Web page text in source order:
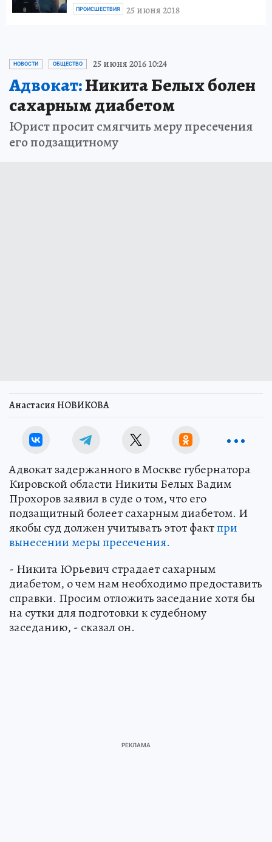
25 июня 2018
ПРОИСШЕСТВИЯ
НОВОСТИ ОБЩЕСТВО 25 июня 2016 10:24
Адвокат:Никита Белых болен
сахарным диабетом
Юрист просит смягчить меру пресечения
его подзащитному
Анастасия НОВИКОВА
Адвокат задержанного в Москве губернатора
Кировской области Никиты Белых Вадим
Прохоров заявил в суде о том, что его
подзащитный болеет сахарным диабетом. И
якобы суд должен учитывать этот фактпри
вынесении меры пресечения.
- Никита Юрьевич страдает сахарным
диабетом, о чем нам необходимо предоставить
справки. Просим отложить заседание хотя бы
на сутки для подготовки к судебному
заседанию, - сказал он.